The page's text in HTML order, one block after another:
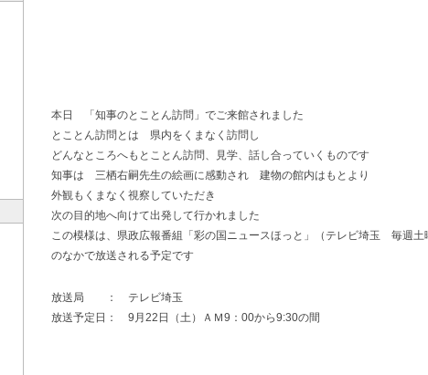
本日 「知事のとことん訪問」でご来館されました
とことん訪問とは 県内をくまなく訪問し
どんなところへもとことん訪問、見学、話し合っていくものです
知事は 三栖右嗣先生の絵画に感動され 建物の館内はもとより
外観もくまなく視察していただき
次の目的地へ向けて出発して行かれました
この模様は、県政広報番組「彩の国ニュースほっと」（テレビ埼玉 毎週
のなかで放送される予定です
放送局 ： テレビ埼玉
放送予定日： 9月22日（土）ＡＭ9：00から9:30の間